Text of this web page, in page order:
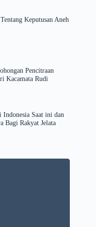
Keputusan Aneh
Pencitraan
Kacamata Rudi
Saat ini dan
Bagi Rakyat Jelata